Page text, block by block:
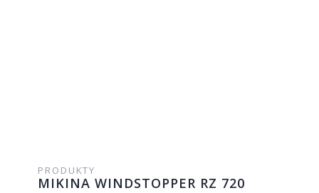
PRODUKTY
MIKINA WINDSTOPPER RZ 720